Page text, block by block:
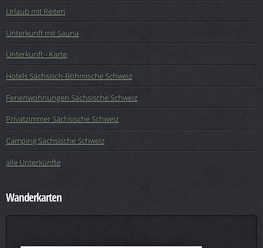
Urlaub mit Reiten
Unterkunft mit Sauna
Unterkunft - Karte
Hotels Sächsisch-Böhmische Schweiz
Ferienwohnungen Sächsische Schweiz
Privatzimmer Sächsische Schweiz
Camping Sächsische Schweiz
alle Unterkünfte
Wanderkarten